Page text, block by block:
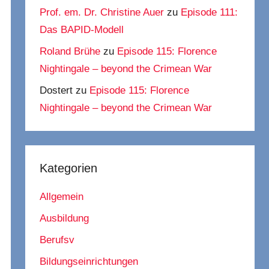
Prof. em. Dr. Christine Auer zu Episode 111:
Das BAPID-Modell
Roland Brühe zu Episode 115: Florence
Nightingale – beyond the Crimean War
Dostert zu Episode 115: Florence
Nightingale – beyond the Crimean War
Kategorien
Allgemein
Ausbildung
Berufsv
Bildungseinrichtungen